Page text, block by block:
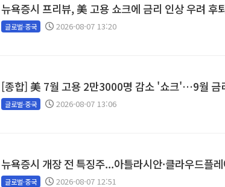
뉴욕증시 프리뷰, 美 고용 쇼크에 금리 인상 우려
글로벌·중국 2026-08-07 13:20
[종합] 美 7월 고용 2만3000명 감소 '쇼크'…9월 금
글로벌·중국 2026-08-07 13:06
뉴욕증시 개장 전 특징주...아틀라시안·클라우드
글로벌·중국 2026-08-07 12:51